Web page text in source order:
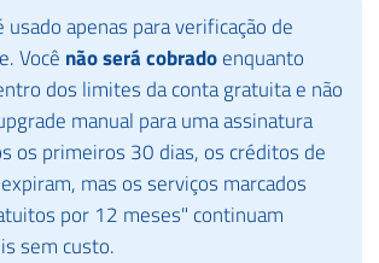
usado apenas para verificação de
Você não será cobradoenquanto
dos limites da conta gratuita e não
manual para uma assinatura
os primeiros 30 dias, os créditos de
mas os serviços marcados
por 12 meses" continuam
sem custo.